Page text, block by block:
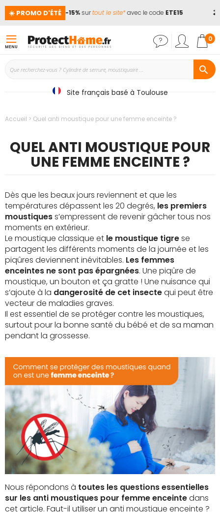
☀️ PROMO D'ÉTÉ
📢Jusqu'à -15%surtout le site*avec le codeETE15 🏖️ La
MENU
0
Site français basé à Toulouse
Accueil Quel anti moustique pour une femme enceinte ?
QUEL ANTI MOUSTIQUE POUR
UNE FEMME ENCEINTE ?
Dès que les beaux jours reviennent et que les
températures dépassent les 20 degrés, les premiers
moustiquess’empressent de revenir gâcher tous nos
moments en extérieur.
Le moustique classique et le moustique tigrese
partagent les différents moments de la journée et les
piqûres deviennent inévitables. Les femmes
enceintes ne sont pas épargnées. Une piqûre de
moustique, un bouton et ça gratte ! Une nuisance qui
s’ajoute à la dangerosité de cet insectequi peut être
vecteur de maladies graves.
Il est essentiel de se protéger contre les moustiques,
surtout pour la bonne santé du bébé et de sa maman
pendant la grossesse.
Nous répondons à toutes les questions essentielles
sur les anti moustiques pour femme enceintedans
cet article. Faut-il utiliser un anti moustique enceinte ?